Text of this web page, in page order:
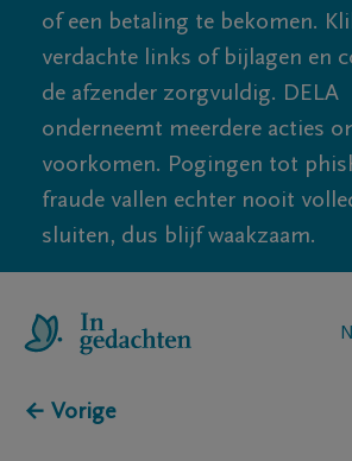
of een betaling te bekomen.
verdachte links of bijlagen en
de afzender zorgvuldig. DELA
onderneemt meerdere acties
voorkomen. Pogingen tot
fraude vallen echter nooit
sluiten, dus blijf waakzaam.
← Vorige